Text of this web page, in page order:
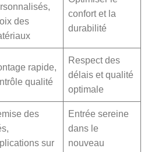
des
confort et la
durabilité
rapide,
qualité
Respect des
délais et qualité
optimale
des
sur
Entrée sereine
dans le
nouveau